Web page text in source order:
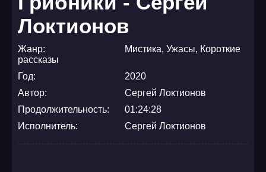
Локтионов
Жанр: Мистика, Ужасы, Короткие
рассказы
Год:
2020
Автор:
Сергей Локтионов
Продолжительность:
01:24:28
Исполнитель:
Сергей Локтионов